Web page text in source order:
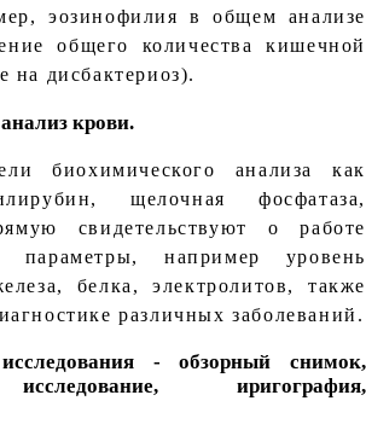
эозинофилия в общем анализе
общего количества кишечной
на дисбактериоз).
крови.
биохимического анализа как
щелочная фосфатаза,
свидетельствуют о работе
параметры, например уровень
белка, электролитов, также
различных заболеваний.
исследования - обзорный снимок,
иригография,